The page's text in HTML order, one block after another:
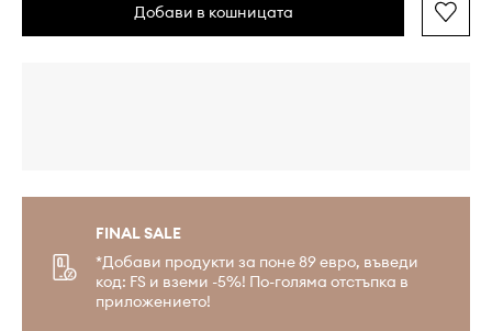
Добави в кошницата
FINAL SALE
*Добави продукти за поне 89 евро, въведи
код: FS и вземи -5%! По-голяма отстъпка в
приложението!